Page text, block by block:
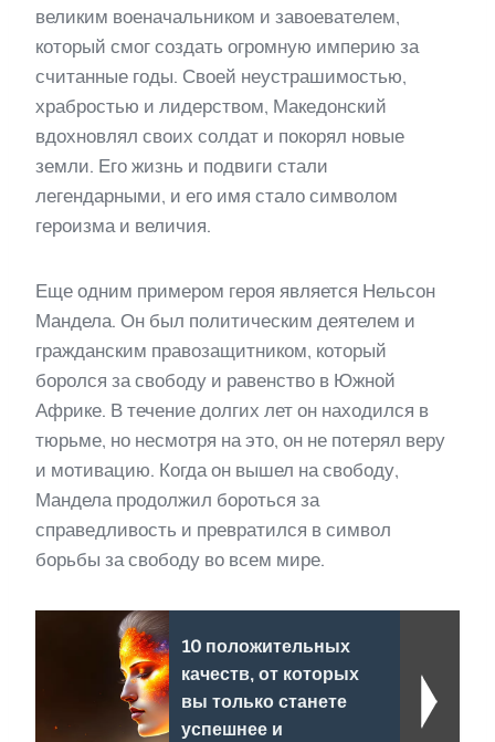
великим военачальником и завоевателем,
который смог создать огромную империю за
считанные годы. Своей неустрашимостью,
храбростью и лидерством, Македонский
вдохновлял своих солдат и покорял новые
земли. Его жизнь и подвиги стали
легендарными, и его имя стало символом
героизма и величия.
Еще одним примером героя является Нельсон
Мандела. Он был политическим деятелем и
гражданским правозащитником, который
боролся за свободу и равенство в Южной
Африке. В течение долгих лет он находился в
тюрьме, но несмотря на это, он не потерял веру
и мотивацию. Когда он вышел на свободу,
Мандела продолжил бороться за
справедливость и превратился в символ
борьбы за свободу во всем мире.
10 положительных
качеств, от которых
вы только станете
успешнее и